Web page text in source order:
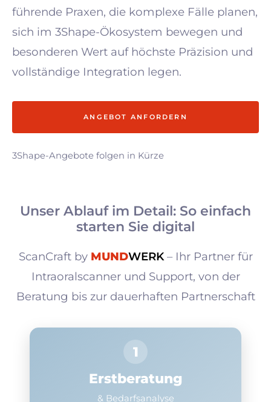
führende Praxen, die komplexe Fälle planen,
sich im 3Shape-Ökosystem bewegen und
besonderen Wert auf höchste Präzision und
vollständige Integration legen.
ANGEBOT ANFORDERN
3Shape-Angebote folgen in Kürze
Unser Ablauf im Detail: So einfach
starten Sie digital
ScanCraft by MUNDWERK– Ihr Partner für
Intraoralscanner und Support, von der
Beratung bis zur dauerhaften Partnerschaft
1
Erstberatung
& Bedarfsanalyse